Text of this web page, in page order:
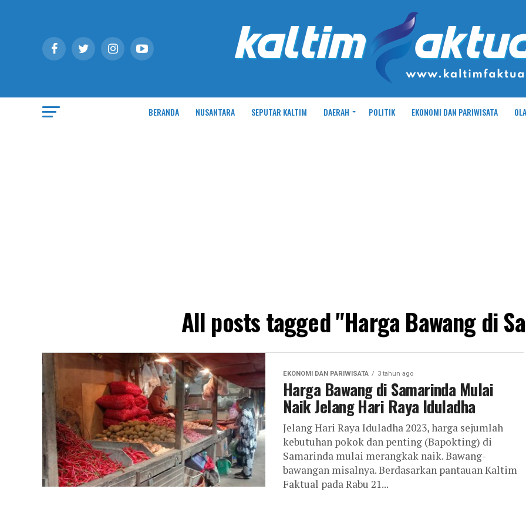
BERANDA NUSANTARA SEPUTAR KALTIM DAERAH POLITIK EKONOMI DAN PARIWISATA
All posts tagged "Harga Bawang di
EKONOMI DAN PARIWISATA 3 tahun ago
Harga Bawang di Samarinda Mulai
Naik Jelang Hari Raya Iduladha
Jelang Hari Raya Iduladha 2023, harga sejumlah
kebutuhan pokok dan penting (Bapokting) di
Samarinda mulai merangkak naik. Bawang-
bawangan misalnya. Berdasarkan pantauan Kaltim
Faktual pada Rabu 21...